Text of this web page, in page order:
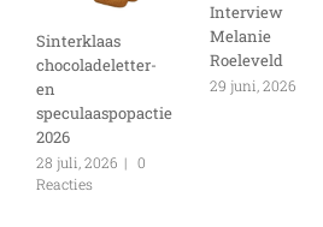
Sinterklaas
chocoladeletter-
en
speculaaspopactie
2026
28 juli, 2026 | 0
Reacties
Interview
Melanie
Roeleveld
29 juni, 2026